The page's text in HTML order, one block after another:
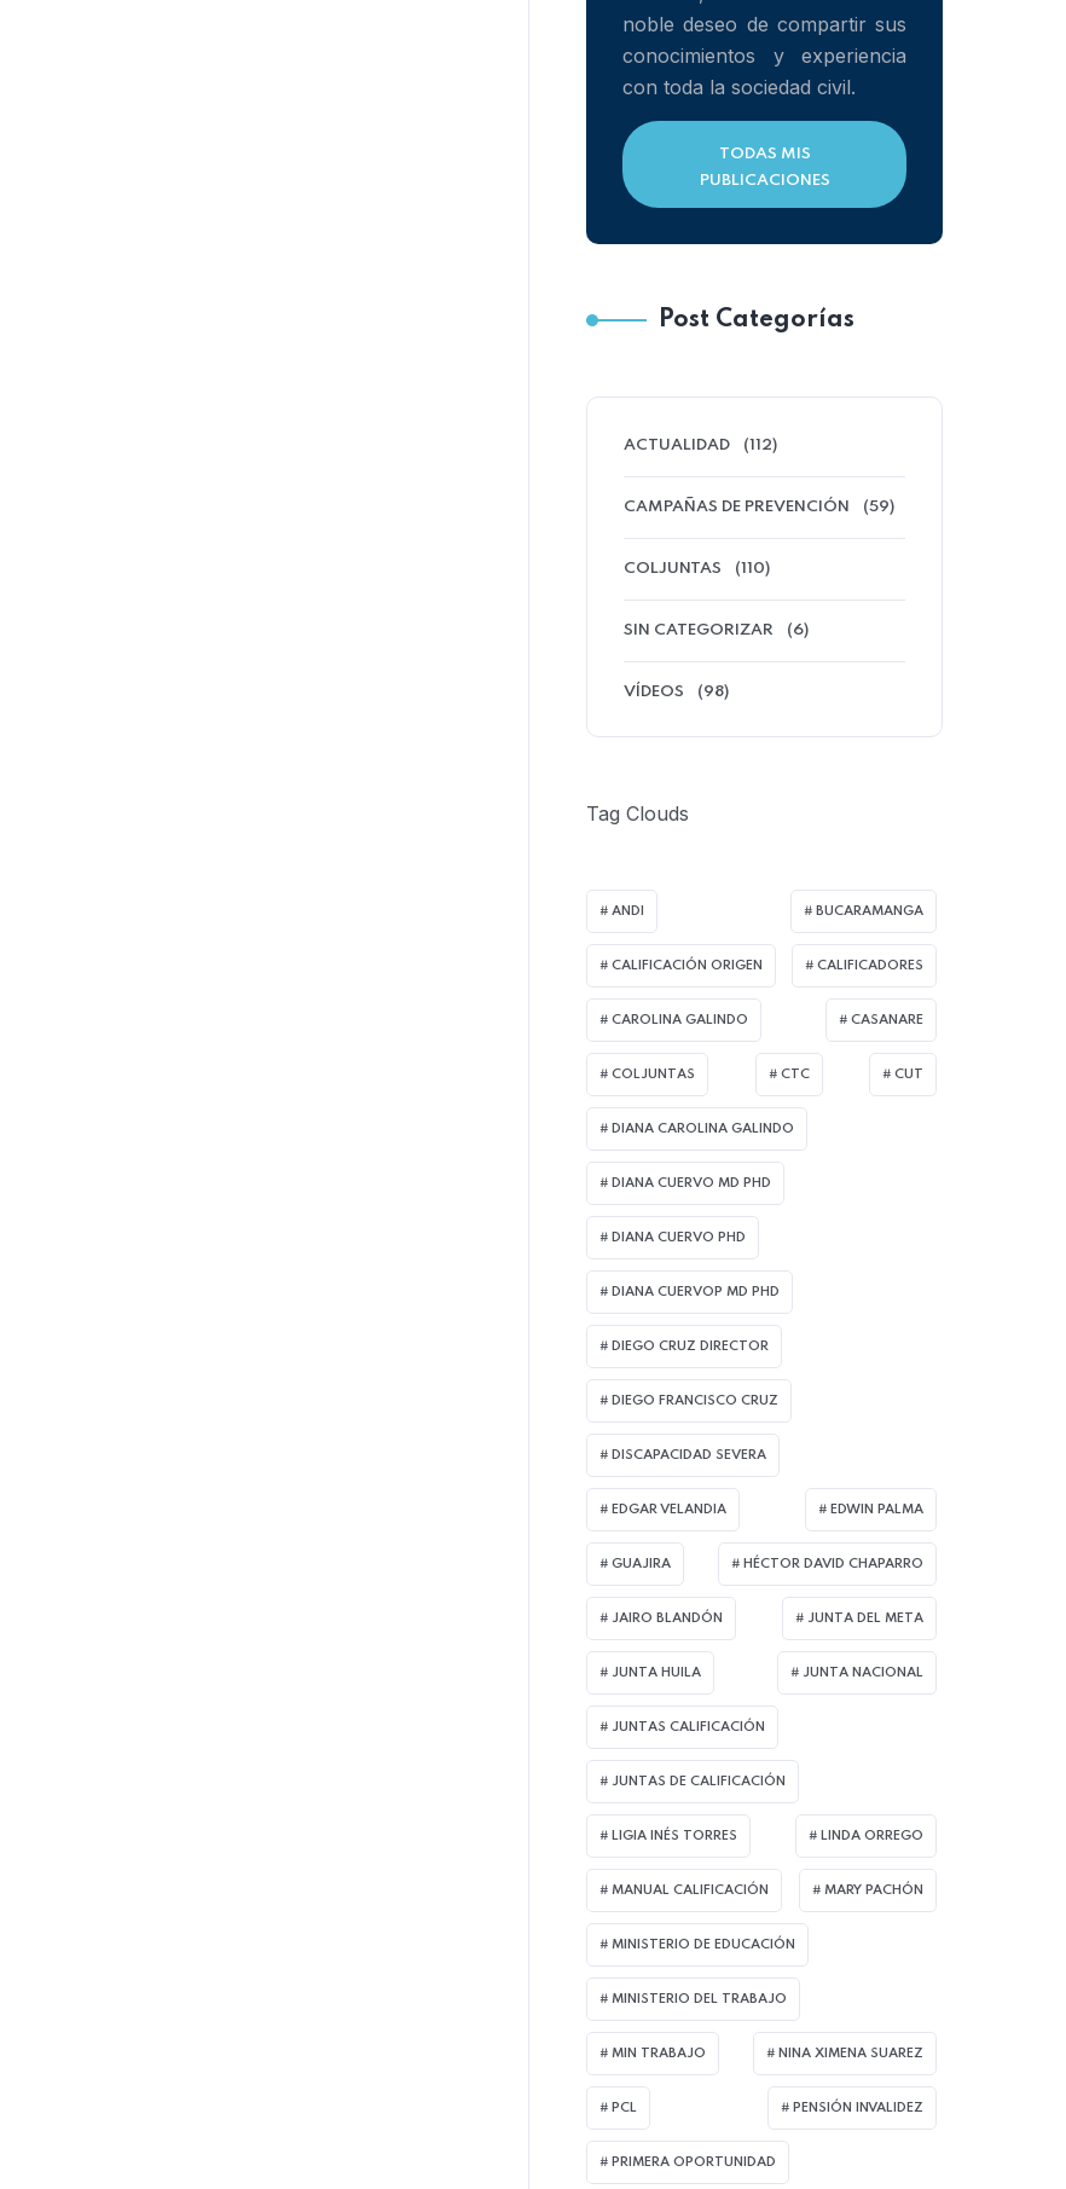
noble deseo de compartir sus
conocimientos y experiencia
con toda la sociedad civil.
TODAS MIS
PUBLICACIONES
Post Categorías
ACTUALIDAD (112)
CAMPAÑAS DE PREVENCIÓN (59)
COLJUNTAS (110)
SIN CATEGORIZAR (6)
VÍDEOS (98)
Tag Clouds
ANDI BUCARAMANGA
CALIFICACIÓN ORIGEN CALIFICADORES
CAROLINA GALINDO CASANARE
COLJUNTAS CTC CUT
DIANA CAROLINA GALINDO
DIANA CUERVO MD PHD
DIANA CUERVO PHD
DIANA CUERVOP MD PHD
DIEGO CRUZ DIRECTOR
DIEGO FRANCISCO CRUZ
DISCAPACIDAD SEVERA
EDGAR VELANDIA EDWIN PALMA
GUAJIRA HÉCTOR DAVID CHAPARRO
JAIRO BLANDÓN JUNTA DEL META
JUNTA HUILA JUNTA NACIONAL
JUNTAS CALIFICACIÓN
JUNTAS DE CALIFICACIÓN
LIGIA INÉS TORRES LINDA ORREGO
MANUAL CALIFICACIÓN MARY PACHÓN
MINISTERIO DE EDUCACIÓN
MINISTERIO DEL TRABAJO
MIN TRABAJO NINA XIMENA SUAREZ
PCL PENSIÓN INVALIDEZ
PRIMERA OPORTUNIDAD